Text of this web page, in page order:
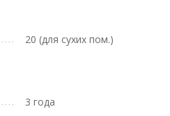
20 (для сухих пом.)
3 года